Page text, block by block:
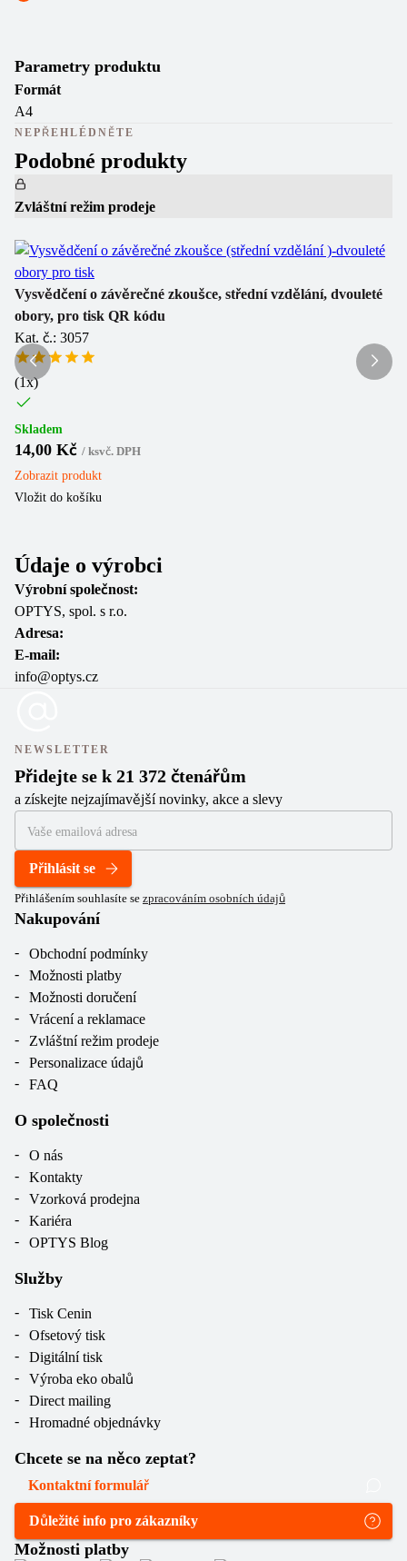
Parametry produktu
Formát
A4
NEPŘEHLÉDNĚTE
Podobné produkty
Zvláštní režim prodeje
Vysvědčení o závěrečné zkoušce, střední vzdělání, dvouleté
obory, pro tisk QR kódu
Kat. č.: 3057
(1x)
Skladem
14,00 Kč / ksvč. DPH
Zobrazit produkt
Vložit do košíku
Údaje o výrobci
Výrobní společnost:
OPTYS, spol. s r.o.
Adresa:
E-mail:
info@optys.cz
NEWSLETTER
Přidejte se k 21 372 čtenářům
a získejte nejzajímavější novinky, akce a slevy
Přihlásit se
Přihlášením souhlasíte se zpracováním osobních údajů
Nakupování
Obchodní podmínky
Možnosti platby
Možnosti doručení
Vrácení a reklamace
Zvláštní režim prodeje
Personalizace údajů
FAQ
O společnosti
O nás
Kontakty
Vzorková prodejna
Kariéra
OPTYS Blog
Služby
Tisk Cenin
Ofsetový tisk
Digitální tisk
Výroba eko obalů
Direct mailing
Hromadné objednávky
Chcete se na něco zeptat?
Kontaktní formulář
Důležité info pro zákazníky
Možnosti platby